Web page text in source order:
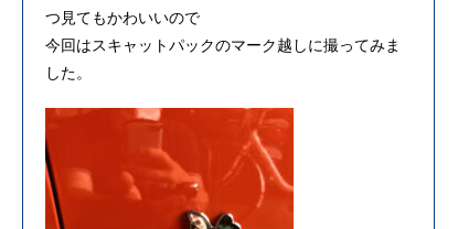
つ見てもかわいいので
今回はスキャットパックのマーク越しに撮ってみま
した。